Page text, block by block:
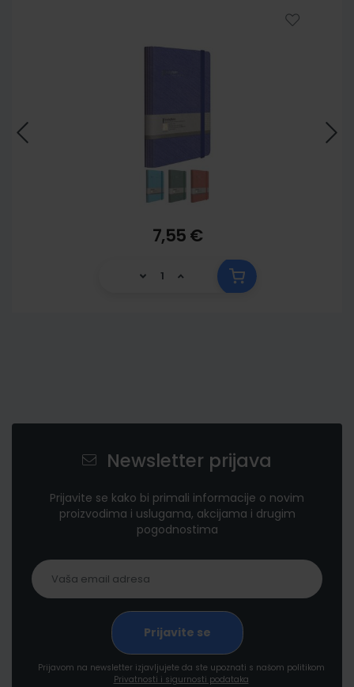
7,55 €
Newsletter prijava
Prijavite se kako bi primali informacije o novim
proizvodima i uslugama, akcijama i drugim
pogodnostima
Prijavom na newsletter izjavljujete da ste upoznati s našom politikom
Privatnosti i sigurnosti podataka